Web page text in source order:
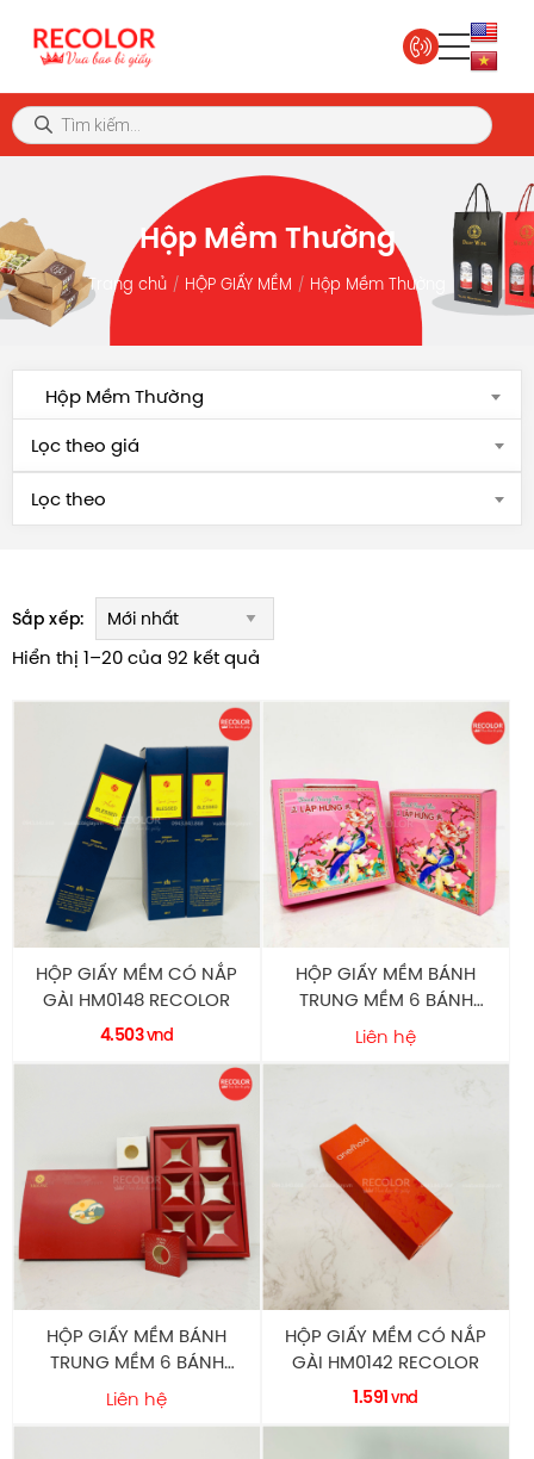
Hộp Mềm Thường
Trang chủ HỘP GIẤY MỀM Hộp Mềm Thường
Hộp Mềm Thường
Lọc theo giá
Lọc theo
Hiển thị 1–20 của 92 kết quả
Sắp xếp:
HỘP GIẤY MỀM CÓ NẮP
GÀI HM0148 RECOLOR
4.503vnd
HỘP GIẤY MỀM BÁNH
TRUNG MỀM 6 BÁNH
SANG TRỌNG HM0147
RECOLOR
Liên hệ
HỘP GIẤY MỀM BÁNH
TRUNG MỀM 6 BÁNH
SANG TRỌNG HM0146
RECOLOR
Liên hệ
HỘP GIẤY MỀM CÓ NẮP
GÀI HM0142 RECOLOR
1.591vnd